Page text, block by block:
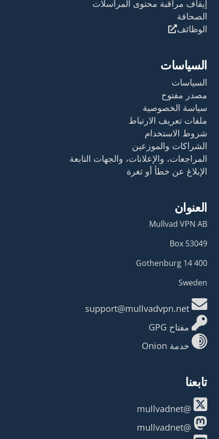
إيقاف مراقبة محتوى المراسلات
الصحافة
الوظائف
السياسات
السياسات
مصدر مفتوح
سياسة الخصوصية
ملفات تعريف الارتباط
شروط الاستخدام
الشراكات والموزعين
المراجعات، والإعلانات، والجهات التابعة
الإبلاغ عن خطأ أو ثغرة
العنوان
Mullvad VPN AB
Box 53049
400 14 Gothenburg
Sweden
مفتاح GPG
خدمة Onion
تابعنا
@mullvadnet
@mullvadnet